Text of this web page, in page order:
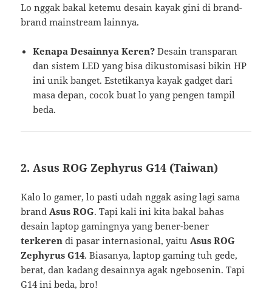
Lo nggak bakal ketemu desain kayak gini di brand-
brand mainstream lainnya.
Kenapa Desainnya Keren? Desain transparan
dan sistem LED yang bisa dikustomisasi bikin HP
ini unik banget. Estetikanya kayak gadget dari
masa depan, cocok buat lo yang pengen tampil
beda.
2. Asus ROG Zephyrus G14 (Taiwan)
Kalo lo gamer, lo pasti udah nggak asing lagi sama
brandAsus ROG. Tapi kali ini kita bakal bahas
desain laptop gamingnya yang bener-bener
terkeren di pasar internasional, yaituAsus ROG
Zephyrus G14. Biasanya, laptop gaming tuh gede,
berat, dan kadang desainnya agak ngebosenin. Tapi
G14 ini beda, bro!